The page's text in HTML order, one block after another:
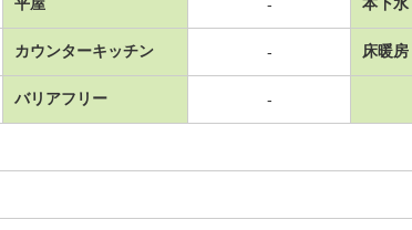
-
カウンターキッチン - 床暖房
バリアフリー -